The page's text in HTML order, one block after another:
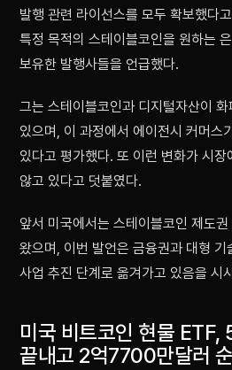
발행 관련 라이선스를 모두 확보했다
특정 목적의 스테이블코인을 원하는
보유한 발행사들을 언급했다.
그는 스테이블코인과 디지털자산이
있으며, 이 과정에서 에이전시 커머스
있다고 평가했다. 또 이런 변화가 시장
않고 있다고 덧붙였다.
앞서 미국에서는 스테이블코인 제도
왔으며, 이번 발언은 금융권과 대형 기
사업 추진 단계로 옮겨가고 있음을 시
미국 비트코인 현물 ETF,
끝내고 2억7700만달러